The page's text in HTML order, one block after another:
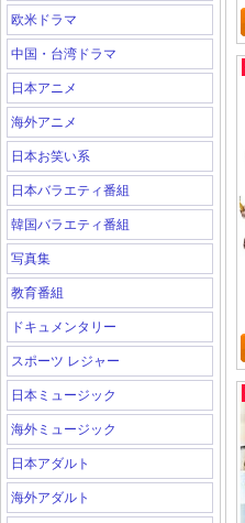
欧米ドラマ
中国・台湾ドラマ
日本アニメ
海外アニメ
日本お笑い系
日本バラエティ番組
韓国バラエティ番組
写真集
教育番組
ドキュメンタリー
スポーツ レジャー
日本ミュージック
海外ミュージック
日本アダルト
海外アダルト